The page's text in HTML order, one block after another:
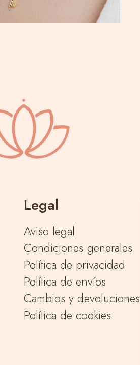
Legal
Aviso legal
Condiciones generales
Política de privacidad
Política de envíos
Cambios y devoluciones
Política de cookies